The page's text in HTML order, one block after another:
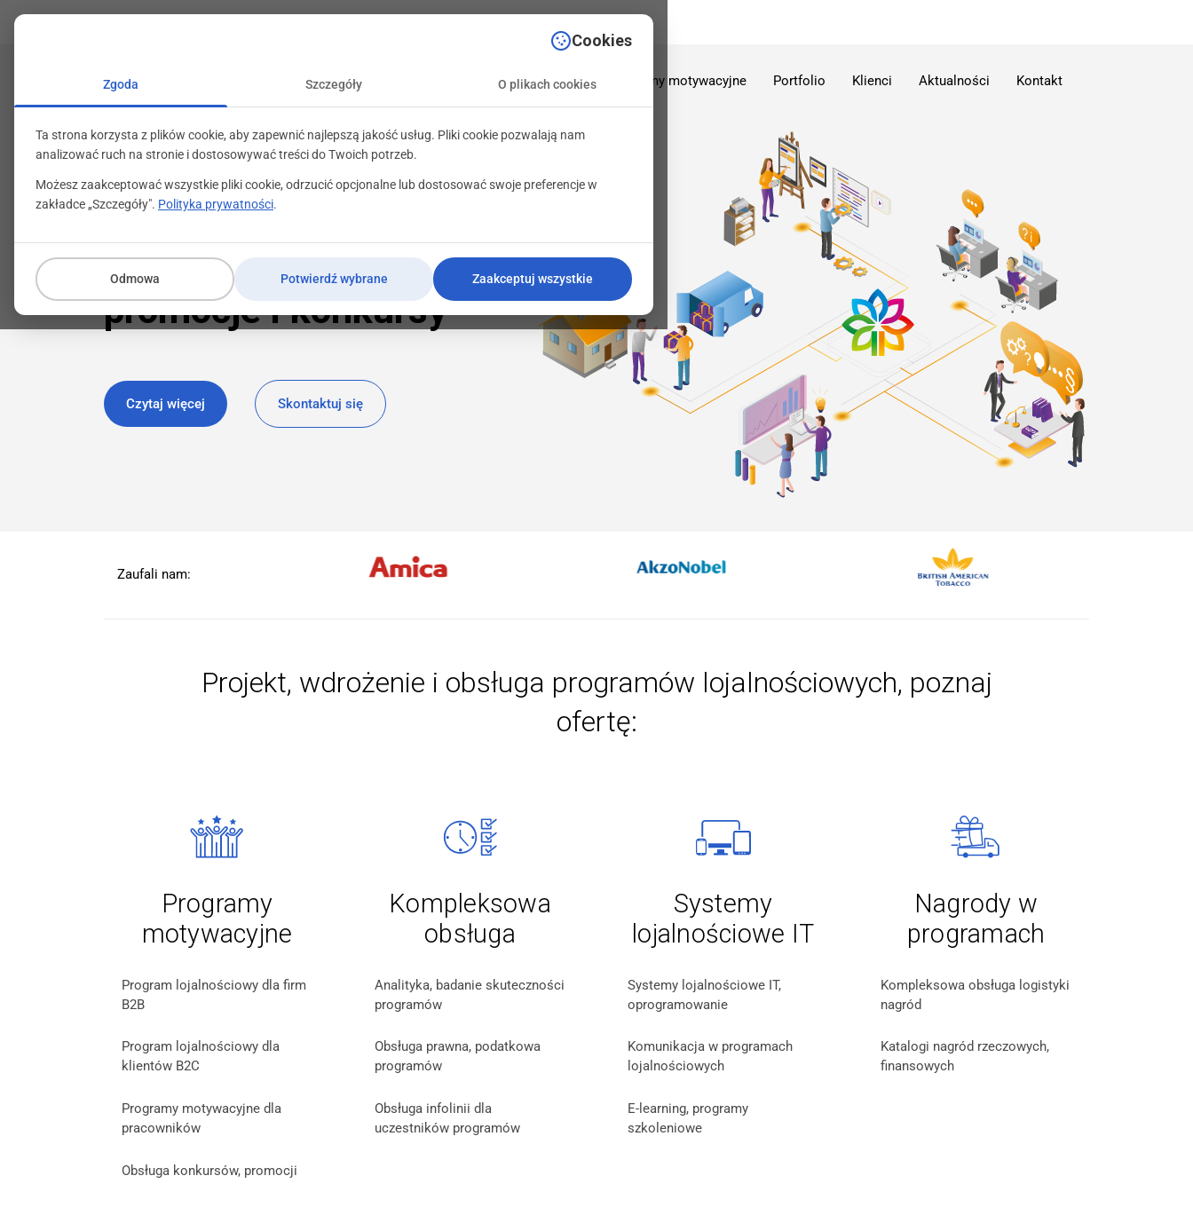
O firmie Oferta Programy motywacyjne Portfolio Klienci Aktualności Kontakt
Kompleksowo obsługujemy
Programy lojalnościowe,
promocje i konkursy
Czytaj więcej Skontaktuj się
Zaufali nam:
Projekt, wdrożenie i obsługa programów lojalnościowych, poznaj
ofertę:
Programy
motywacyjne
Program lojalnościowy dla firm
B2B
Program lojalnościowy dla
klientów B2C
Programy motywacyjne dla
pracowników
Obsługa konkursów, promocji
Kompleksowa
obsługa
Analityka, badanie skuteczności
programów
Obsługa prawna, podatkowa
programów
Obsługa infolinii dla
uczestników programów
Systemy
lojalnościowe IT
Systemy lojalnościowe IT,
oprogramowanie
Komunikacja w programach
lojalnościowych
E-learning, programy
szkoleniowe
Nagrody w
programach
Kompleksowa obsługa logistyki
nagród
Katalogi nagród rzeczowych,
finansowych
Cookies
Zgoda Szczegóły O plikach cookies
Ta strona korzysta z plików cookie, aby zapewnić najlepszą jakość usług. Pliki cookie pozwalają nam
analizować ruch na stronie i dostosowywać treści do Twoich potrzeb.
Możesz zaakceptować wszystkie pliki cookie, odrzucić opcjonalne lub dostosować swoje preferencje w
zakładce „Szczegóły". Polityka prywatności.
Odmowa Potwierdź wybrane Zaakceptuj wszystkie